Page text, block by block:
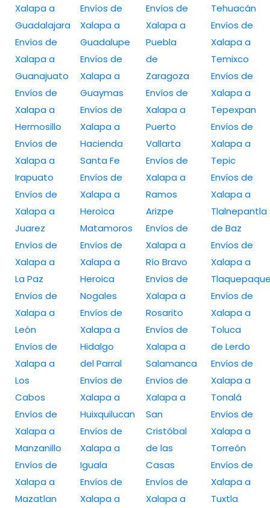
Xalapa a
Guadalajara
Envíos de
Xalapa a
Guanajuato
Envíos de
Xalapa a
Hermosillo
Envíos de
Xalapa a
Irapuato
Envíos de
Xalapa a
Juarez
Envíos de
Xalapa a
La Paz
Envíos de
Xalapa a
León
Envíos de
Xalapa a
Los
Cabos
Envíos de
Xalapa a
Manzanillo
Envíos de
Xalapa a
Mazatlan
Envíos de
Xalapa a
Guadalupe
Envíos de
Xalapa a
Guaymas
Envíos de
Xalapa a
Hacienda
Santa Fe
Envíos de
Xalapa a
Heroica
Matamoros
Envíos de
Xalapa a
Heroica
Nogales
Envíos de
Xalapa a
Hidalgo
del Parral
Envíos de
Xalapa a
Huixquilucan
Envíos de
Xalapa a
Iguala
Envíos de
Xalapa a
Envíos de
Xalapa a
Puebla
de
Zaragoza
Envíos de
Xalapa a
Puerto
Vallarta
Envíos de
Xalapa a
Ramos
Arizpe
Envíos de
Xalapa a
Río Bravo
Envíos de
Xalapa a
Rosarito
Envíos de
Xalapa a
Salamanca
Envíos de
Xalapa a
San
Cristóbal
de las
Casas
Envíos de
Xalapa a
Tehuacán
Envíos de
Xalapa a
Temixco
Envíos de
Xalapa a
Tepexpan
Envíos de
Xalapa a
Tepic
Envíos de
Xalapa a
Tlalnepantla
de Baz
Envíos de
Xalapa a
Envíos de
Xalapa a
Toluca
de Lerdo
Envíos de
Xalapa a
Tonalá
Envíos de
Xalapa a
Torreón
Envíos de
Xalapa a
Tuxtla